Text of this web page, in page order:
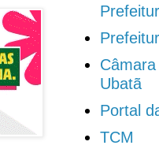
Ubatã
Portal
TCM